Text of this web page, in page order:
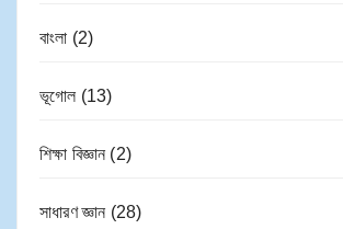
বাংলা (2)
ভূগোল (13)
শিক্ষা বিজ্ঞান (2)
সাধারণ জ্ঞান (28)